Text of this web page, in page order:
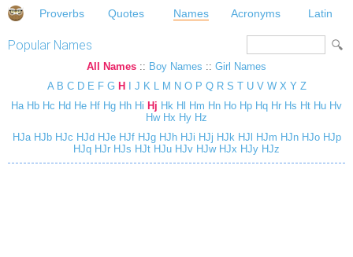
Proverbs Quotes Names Acronyms Latin
Popular Names
All Names :: Boy Names :: Girl Names
A B C D E F G H J K L M N O P Q R S T U V W X Y Z
Ha Hb Hc Hd He Hf Hg Hh Hi Hj Hk Hl Hm Hn Ho Hp Hq Hr Hs Ht Hu Hv
Hw Hx Hy Hz
HJaHJbHJc HJd HJeHJfHJgHJhHJi HJj HJkHJl HJm HJnHJoHJp
HJq HJr HJs HJt HJu HJv HJwHJx HJy HJz